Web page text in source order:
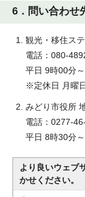
6．問い合わせ
観光・移住ス
電話：080-
平日 9時00分
※定休日 月曜
みどり市役所
電話：0277-
平日 8時30分
より良いウェブ
かせください。